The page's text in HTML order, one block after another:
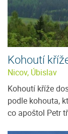
Kohoutí
Nicov, Úbislav
Kohoutí kříže
podle kohouta,
co apoštol Petr